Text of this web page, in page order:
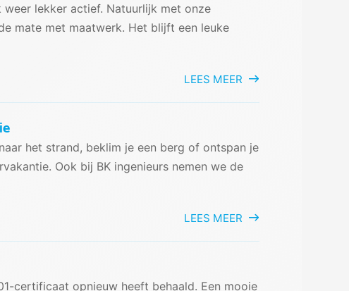
lekker actief. Natuurlijk met onze
mate met maatwerk. Het blijft een leuke
LEES MEER
het strand, beklim je een berg of ontspan je
Ook bij BK ingenieurs nemen we de
LEES MEER
certificaat opnieuw heeft behaald. Een mooie